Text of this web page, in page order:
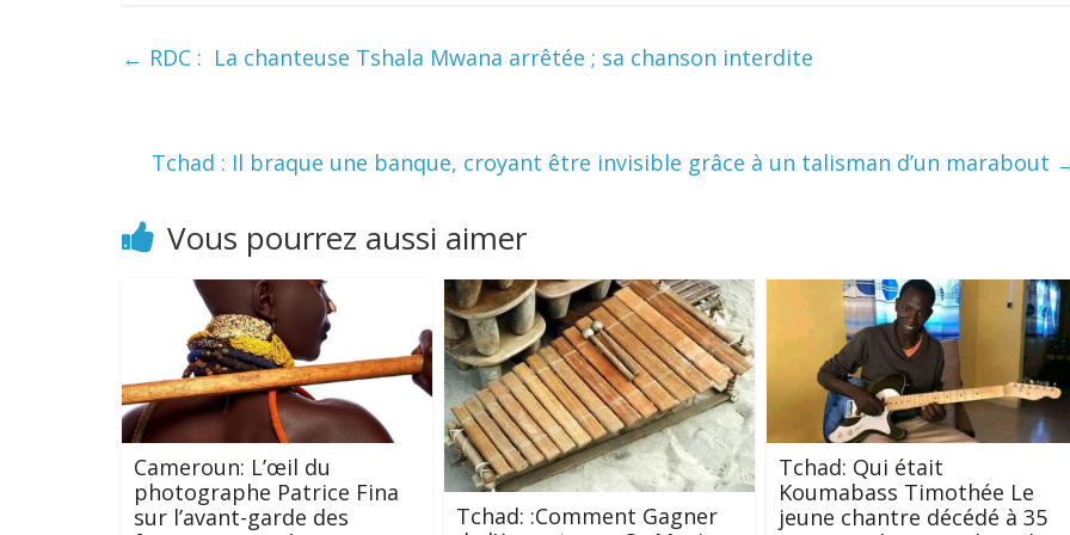
← RDC : La chanteuse Tshala Mwana arrêtée ; sa chanson interdite
Tchad : Il braque une banque, croyant être invisible grâce à un talisman d’un marabout
Vous pourrez aussi aimer
Cameroun: L’œil du
photographe Patrice Fina
sur l’avant-garde des
Tchad: :Comment Gagner
Tchad: Qui était
Koumabass Timothée Le
jeune chantre décédé à 35